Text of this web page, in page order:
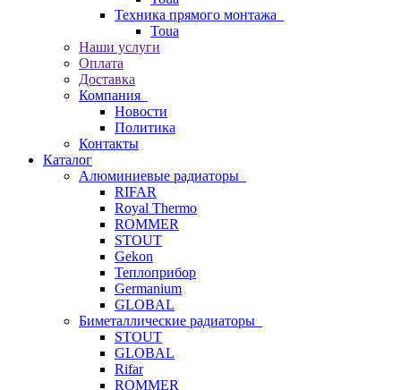
Техника прямого монтажа
Toua
Наши услуги
Оплата
Доставка
Компания
Новости
Политика
Контакты
Каталог
Алюминиевые радиаторы
RIFAR
Royal Thermo
ROMMER
STOUT
Gekon
Теплоприбор
Germanium
GLOBAL
Биметаллические радиаторы
STOUT
GLOBAL
Rifar
ROMMER